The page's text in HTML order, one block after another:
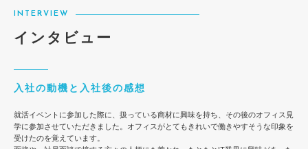
INTERVIEW
インタビュー
入社の動機と入社後の感想
就活イベントに参加した際に、扱っている商材に興味を持ち、その後のオフィス見
学に参加させていただきました。​ オフィスがとてもきれいで働きやすそうな印象を
受けたのを覚えています。​